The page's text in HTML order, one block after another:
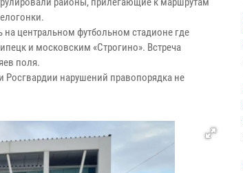
центральном футбольном стадионе где
и московским «Строгино». Встреча
поля.
Росгвардии нарушений правопорядка не